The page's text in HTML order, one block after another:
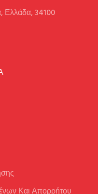
Ελλάδα, 34100